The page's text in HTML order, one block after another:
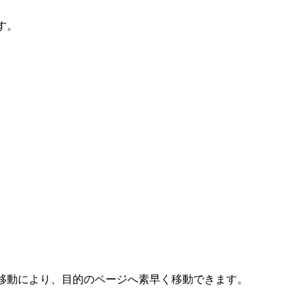
により、目的のページへ素早く移動できます。